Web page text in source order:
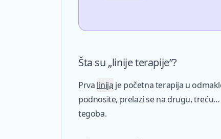
Šta su „linije terapije”?
Prva linija je početna terapija u
podnosite, prelazi se na drugu,
tegoba.